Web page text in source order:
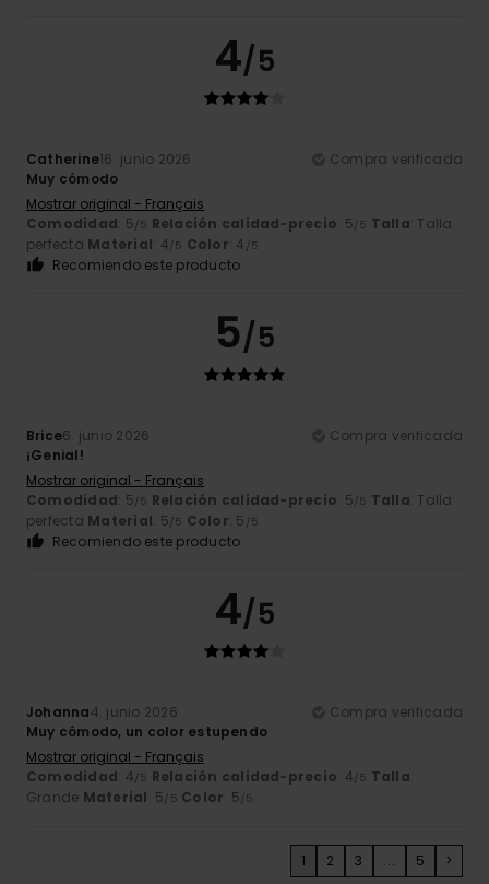
4/5
Catherine16. junio 2026
Compra verificada
Muy cómodo
Mostrar original - Français
Comodidad: 5/5 Relación calidad-precio: 5/5 Talla: Talla
perfecta Material: 4/5 Color: 4 /5
Recomiendo este producto
5/5
Brice6. junio 2026
Compra verificada
¡Genial!
Mostrar original - Français
Comodidad: 5/5 Relación calidad-precio: 5/5 Talla: Talla
perfecta Material: 5/5 Color: 5 /5
Recomiendo este producto
4/5
Johanna4. junio 2026
Compra verificada
Muy cómodo, un color estupendo
Mostrar original - Français
Comodidad: 4/5 Relación calidad-precio: 4/5 Talla:
Grande Material: 5/5 Color: 5/5
1 2 3 ... 5 >